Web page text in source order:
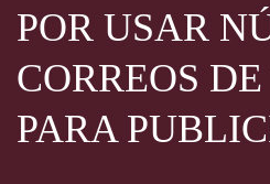
POR USAR
CORREOS
PARA